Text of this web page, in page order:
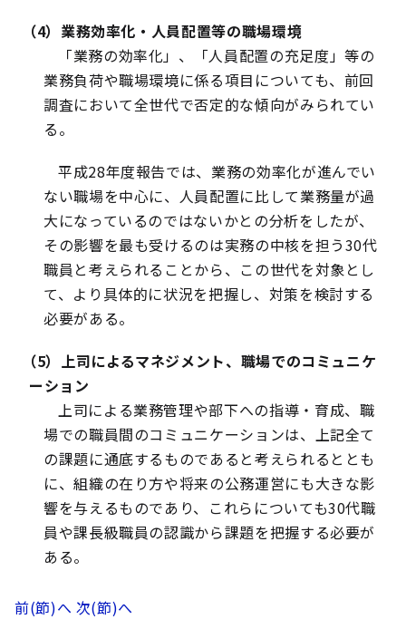
（4）業務効率化・人員配置等の職場環境
「業務の効率化」、「人員配置の充足度」等の
業務負荷や職場環境に係る項目についても、前回
調査において全世代で否定的な傾向がみられてい
る。
平成28年度報告では、業務の効率化が進んでい
ない職場を中心に、人員配置に比して業務量が過
大になっているのではないかとの分析をしたが、
その影響を最も受けるのは実務の中核を担う30代
職員と考えられることから、この世代を対象とし
て、より具体的に状況を把握し、対策を検討する
必要がある。
（5）上司によるマネジメント、職場でのコミュニケ
ーション
上司による業務管理や部下への指導・育成、職
場での職員間のコミュニケーションは、上記全て
の課題に通底するものであると考えられるととも
に、組織の在り方や将来の公務運営にも大きな影
響を与えるものであり、これらについても30代職
員や課長級職員の認識から課題を把握する必要が
ある。
前(節)へ 次(節)へ